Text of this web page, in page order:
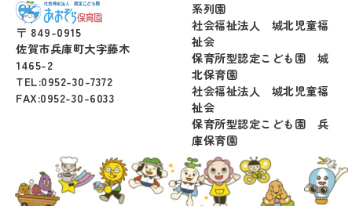
〒 849-0915
佐賀市兵庫町大字藤木
1465-2
TEL:0952-30-7372
FAX:0952-30-6033
系列園
社会福祉法人 城北児童福
祉会
保育所型認定こども園 城
北保育園
社会福祉法人 城北児童福
祉会
保育所型認定こども園 兵
庫保育園